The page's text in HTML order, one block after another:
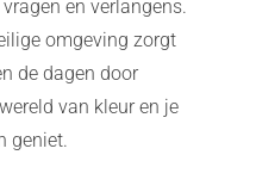
en verlangens.
omgeving zorgt
de dagen door
van kleur en je
geniet.